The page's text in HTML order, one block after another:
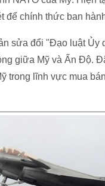
để chính thức ban
sửa đổi "Đạo luật Ủy
giữa Mỹ và Ấn Độ.
trong lĩnh vực mua